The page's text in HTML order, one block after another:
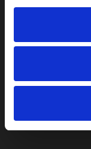
festivaluri
Pentru copii